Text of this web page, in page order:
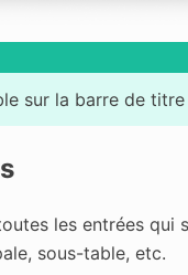
sur la barre de titre
les entrées qui
sous-table, etc.